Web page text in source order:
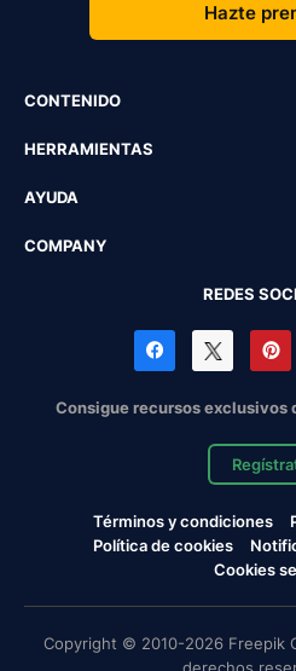
Hazte
CONTENIDO
HERRAMIENTAS
AYUDA
COMPANY
REDES
Consigue recursos exclusivos
Términos y condiciones
Política de cookies
Cookies
Copyright © 2010-2026 Freepik